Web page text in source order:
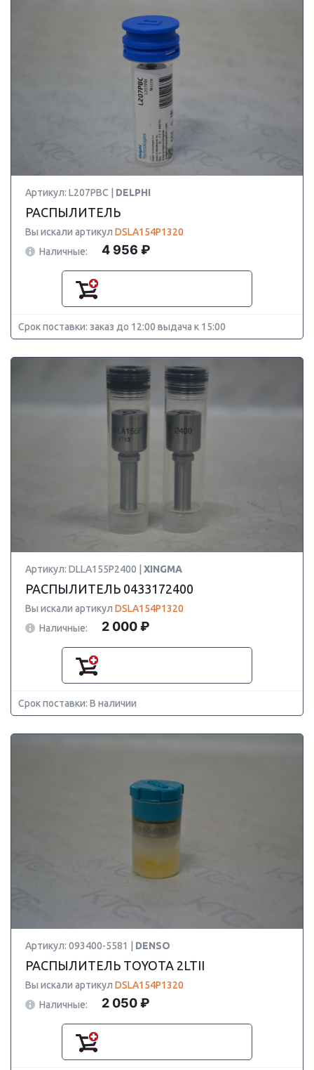
Артикул: L207PBC | DELPHI
РАСПЫЛИТЕЛЬ
Вы искали артикул DSLA154P1320
Наличные:
4 956 ₽
Срок поставки: заказ до 12:00 выдача к 15:00
Артикул: DLLA155P2400 | XINGMA
РАСПЫЛИТЕЛЬ 0433172400
Вы искали артикул DSLA154P1320
Наличные:
2 000 ₽
Срок поставки: В наличии
Артикул: 093400-5581 | DENSO
РАСПЫЛИТЕЛЬ TOYOTA 2LTII
Вы искали артикул DSLA154P1320
Наличные:
2 050 ₽